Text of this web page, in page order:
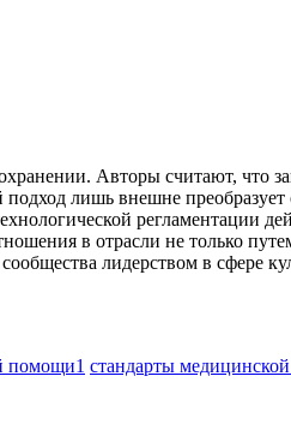
Авторы считают, что
лишь внешне преобразует
регламентации
в отрасли не только
лидерством в сфере
помощи1 стандарты